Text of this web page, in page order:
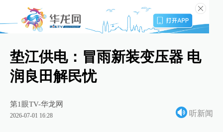
垫江供电：冒雨新装变压器 电
润良田解民忧
第1眼TV-华龙网
2026-07-01 16:28 听新闻